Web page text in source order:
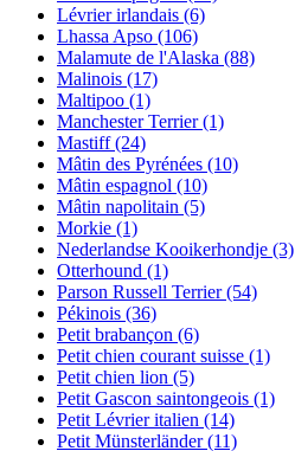
Lévrier irlandais (6)
Lhassa Apso (106)
Malamute de l'Alaska (88)
Malinois (17)
Maltipoo (1)
Manchester Terrier(1)
Mastiff(24)
Mâtin des Pyrénées (10)
Mâtin espagnol (10)
Mâtin napolitain (5)
Morkie (1)
Nederlandse Kooikerhondje (3)
Otterhound (1)
Parson Russell Terrier(54)
Pékinois (36)
Petit brabançon (6)
Petit chien courant suisse (1)
Petit chien lion (5)
Petit Gascon saintongeois (1)
Petit Lévrier italien (14)
Petit Münsterländer(11)